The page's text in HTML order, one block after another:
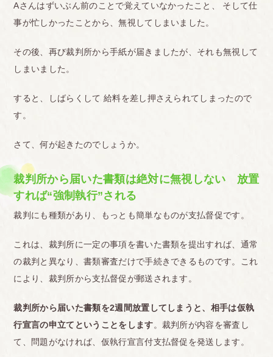
Aさんはずいぶん前のことで覚えていなかったこと、 そして仕
事が忙しかったことから、無視してしまいました。
その後、再び裁判所から手紙が届きましたが、それも無視して
しまいました。
すると、しばらくして 給料を差し押さえられてしまったので
す。
さて、何が起きたのでしょうか。
裁判所から届いた書類は絶対に無視しない 放置
すれば“強制執行”される
裁判にも種類があり、もっとも簡単なものが支払督促です。
これは、裁判所に一定の事項を書いた書類を提出すれば、通常
の裁判と異なり、書類審査だけで手続きできるものです。これ
により、裁判所から支払督促が郵送されます。
裁判所から届いた書類を2週間放置してしまうと、相手は仮執
行宣言の申立てということをします。 裁判所が内容を審査し
て、問題がなければ、仮執行宣言付支払督促を発送します。